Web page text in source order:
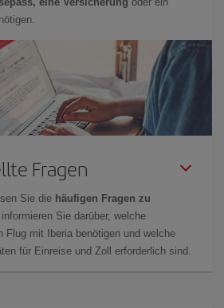
Fragen
Sie die häufigen Fragen zu
Sie darüber, welche
Flug mit Iberia benötigen und welche
für Einreise und Zoll erforderlich sind.